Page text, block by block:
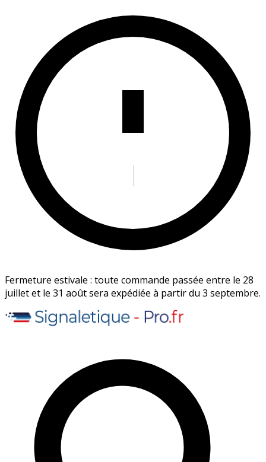
Fermeture estivale : toute commande passée entre le 28
juillet et le 31 août sera expédiée à partir du 3 septembre.